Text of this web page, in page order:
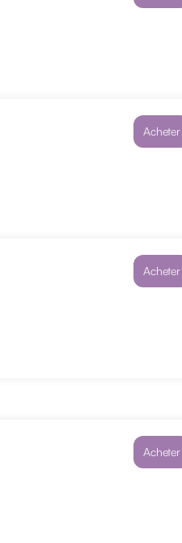
Acheter
Acheter
Acheter